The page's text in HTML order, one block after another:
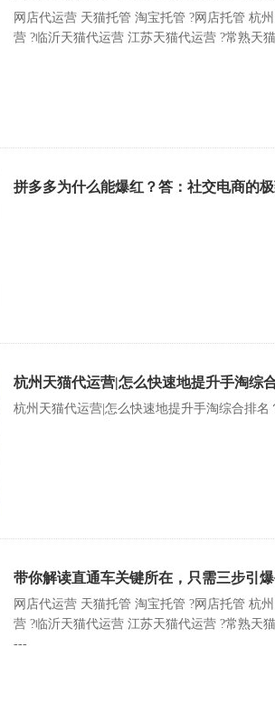
网店代运营 天猫托管 淘宝托管 ?网店托管 杭
营 ?临沂天猫代运营 江苏天猫代运营 ?常熟天
拼多多为什么能爆红？答：社交电商的
杭州天猫代运营|怎么快速地提升手淘综
杭州天猫代运营|怎么快速地提升手淘综合排名
带你解读直通车关键所在，只需三步引爆
网店代运营 天猫托管 淘宝托管 ?网店托管 杭
营 ?临沂天猫代运营 江苏天猫代运营 ?常熟
---